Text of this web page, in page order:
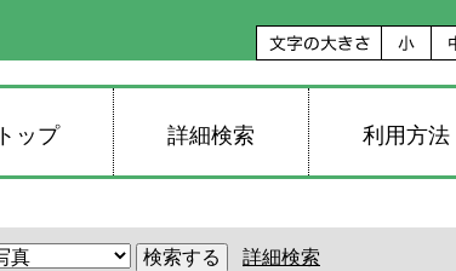
ップ 詳細検索 利用方法
詳細検索